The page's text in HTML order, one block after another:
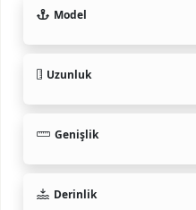
Model
Uzunluk
Genişlik
Derinlik